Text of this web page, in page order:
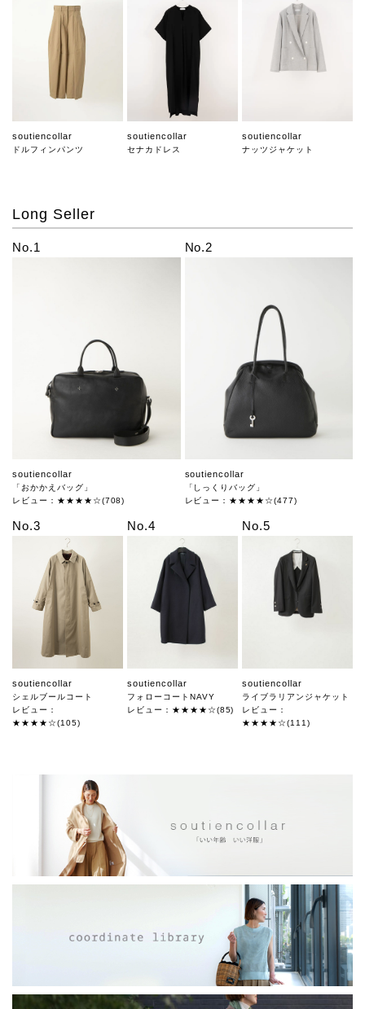
soutiencollar
ドルフィンパンツ
soutiencollar
セナカドレス
soutiencollar
ナッツジャケット
Long Seller
No.1
soutiencollar
「おかかえバッグ」
レビュー：★★★★☆(708)
No.2
soutiencollar
「しっくりバッグ」
レビュー：★★★★☆(477)
No.3
soutiencollar
シェルブールコート
レビュー：
★★★★☆(105)
No.4
soutiencollar
フォローコートNAVY
レビュー：★★★★☆(85)
No.5
soutiencollar
ライブラリアンジャケット
レビュー：
★★★★☆(111)